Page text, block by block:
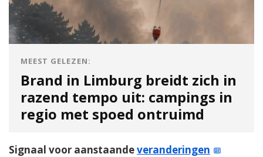
MEEST GELEZEN:
Brand in Limburg breidt zich in
razend tempo uit: campings in
regio met spoed ontruimd
Signaal voor aanstaandeveranderingen